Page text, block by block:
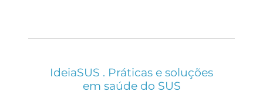
IdeiaSUS . Práticas e soluções
em saúde do SUS